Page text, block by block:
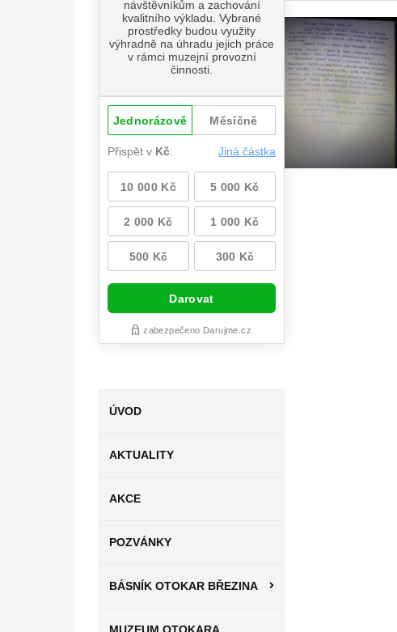
ÚVOD
AKTUALITY
AKCE
POZVÁNKY
BÁSNÍK OTOKAR BŘEZINA